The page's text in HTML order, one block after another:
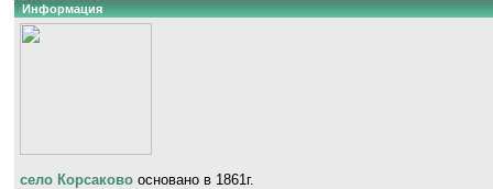
Информация
село Корсаково основано в 1861г.